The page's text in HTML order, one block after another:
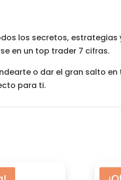
los secretos, estrategias
en un top trader 7 cifras.
o dar el gran salto
para ti.